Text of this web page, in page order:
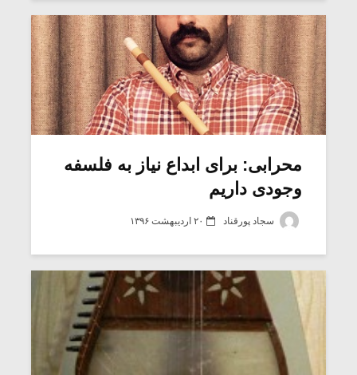
محرابی: برای ابداع نیاز به فلسفه
وجودی داریم
سجاد پورقناد ۲۰ اردیبهشت ۱۳۹۶
بدنام ترین باش